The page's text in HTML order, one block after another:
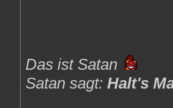
Das ist Satan
Satan sagt: Halt's